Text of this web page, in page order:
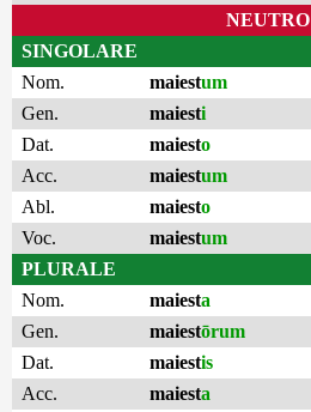
NEUTRO
SINGOLARE
Nom.
maiestum
Gen.
maiesti
Dat.
maiesto
Acc.
maiestum
Abl.
maiesto
Voc.
maiestum
PLURALE
Nom.
maiesta
Gen.
maiestōrum
Dat.
maiestis
Acc.
maiesta